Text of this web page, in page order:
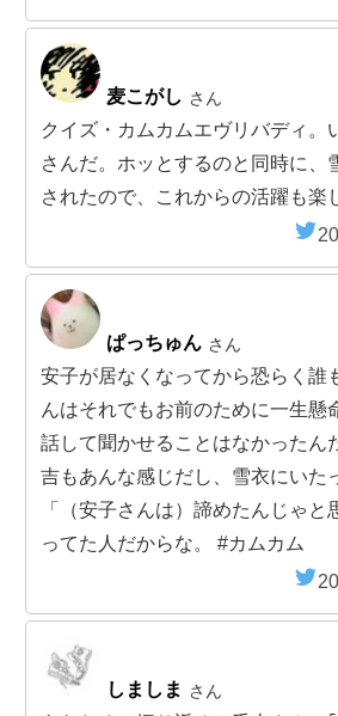
麦こがし さん
クイズ・カムカムエヴリバディ。
さんだ。ホッとするのと同時に、
されたので、これからの活躍も楽
ぱっちゅん さん
安子が居なくなってから恐らく誰
んはそれでもお前のために一生懸
話して聞かせることはなかったん
吉もあんな感じだし、雪衣にいた
「（安子さんは）諦めたんじゃと
ってた人だからな。 #カムカム
しましま さん